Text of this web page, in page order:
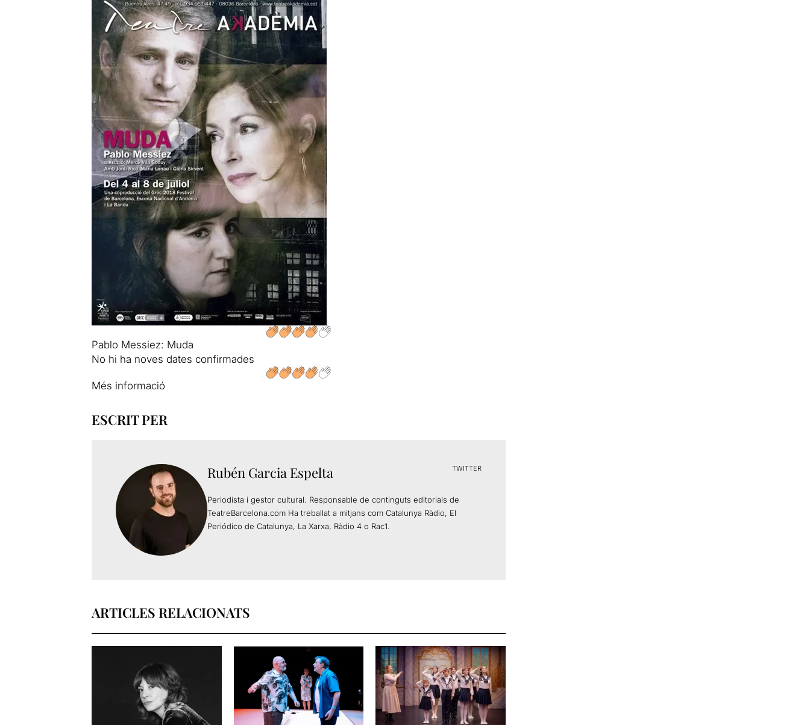
Pablo Messiez: Muda
No hi ha noves dates confirmades
Més informació
ESCRIT PER
Rubén Garcia Espelta TWITTER
Periodista i gestor cultural. Responsable de continguts editorials de
TeatreBarcelona.com Ha treballat a mitjans com Catalunya Ràdio, El
Periódico de Catalunya, La Xarxa, Ràdio 4 o Rac1.
ARTICLES RELACIONATS